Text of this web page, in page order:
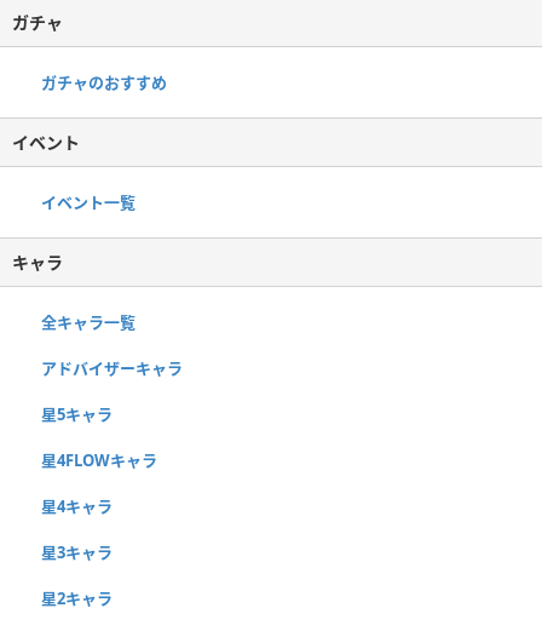
ガチャ
ガチャのおすすめ
イベント
イベント一覧
キャラ
全キャラ一覧
アドバイザーキャラ
星5キャラ
星4FLOWキャラ
星4キャラ
星3キャラ
星2キャラ